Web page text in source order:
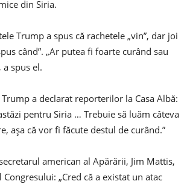
din Siria.
Trump a spus că rachetele „vin”, dar joi
când”. „Ar putea fi foarte curând sau
a spus el.
a declarat reporterilor la Casa Albă:
pentru Siria … Trebuie să luăm câteva
așa că vor fi făcute destul de curând.”
american al Apărării, Jim Mattis,
„Cred că a existat un atac